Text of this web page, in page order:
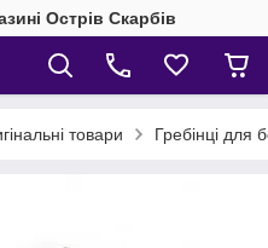
Острів Скарбів
товари Гребінці для